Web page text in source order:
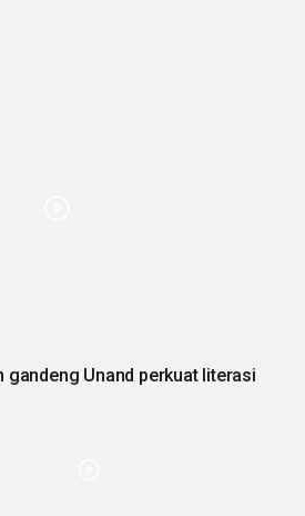
gandeng Unand perkuat literasi